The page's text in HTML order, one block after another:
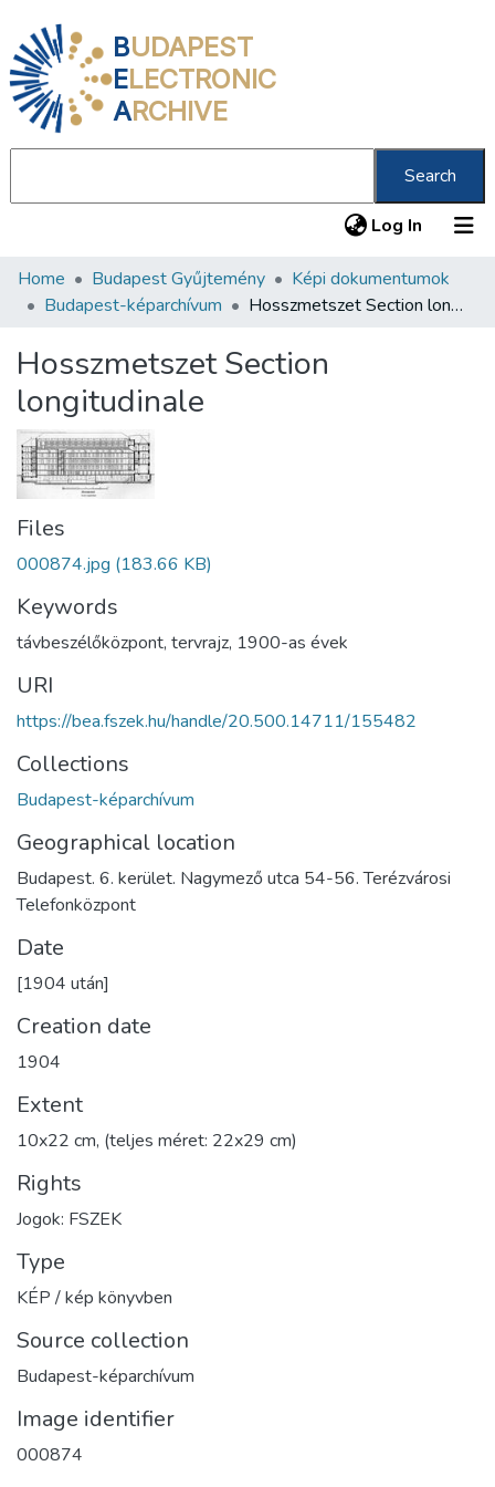
BUDAPEST
ELECTRONIC
ARCHIVE
Search
Log In (current)
Communities & Collections
Statistics
About us
Home Budapest Gyűjtemény
Képi dokumentumok
Budapest-képarchívum
Hosszmetszet Section longitudinale
Hosszmetszet Section
longitudinale
Files
000874.jpg (183.66 KB)
Keywords
távbeszélőközpont, tervrajz, 1900-as évek
URI
https://bea.fszek.hu/handle/20.500.14711/155482
Collections
Budapest-képarchívum
Geographical location
Budapest. 6. kerület. Nagymező utca 54-56. Terézvárosi
Telefonközpont
Date
[1904 után]
Creation date
1904
Extent
10x22 cm, (teljes méret: 22x29 cm)
Rights
Jogok: FSZEK
Type
KÉP / kép könyvben
Source collection
Budapest-képarchívum
Image identifier
000874